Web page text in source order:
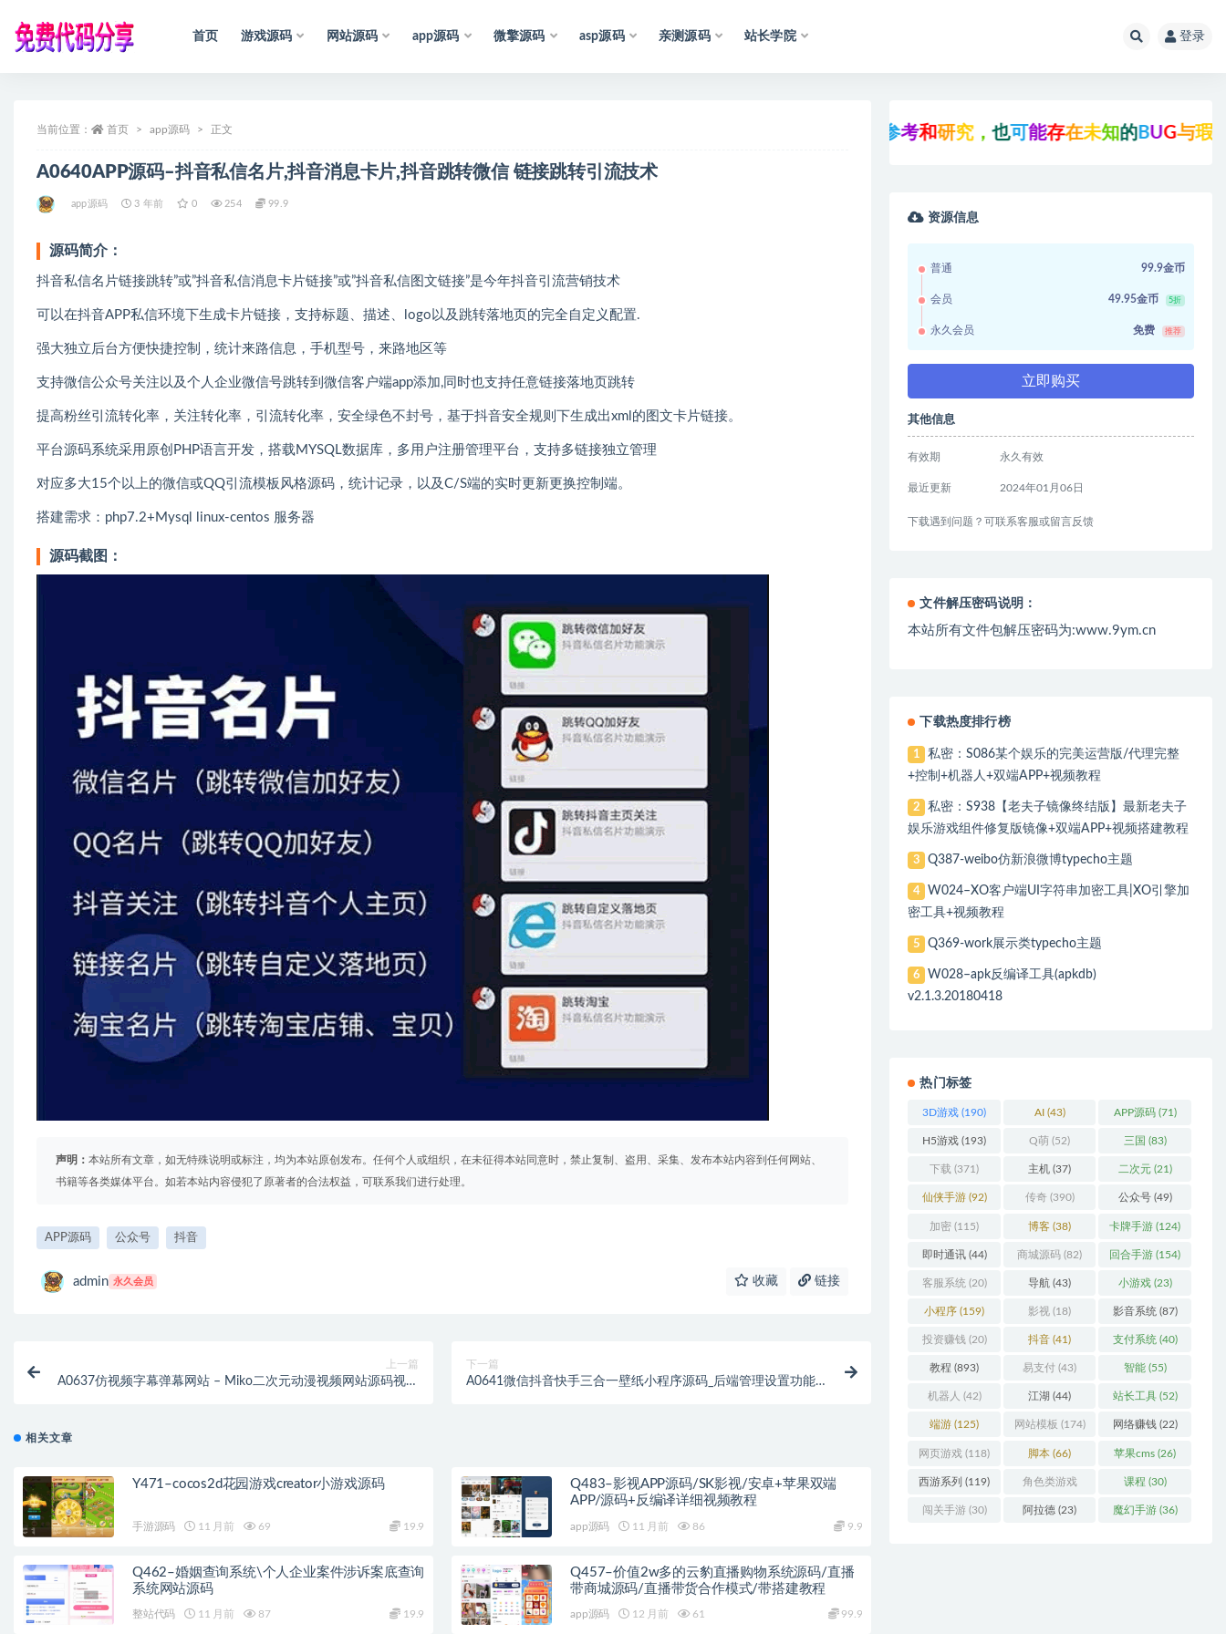
首页 游戏源码 网站源码 app源码 微擎源码 asp源码 亲测源码 站长学院 登录
当前位置： 首页 app源码 正文
A0640APP源码–抖音私信名片,抖音消息卡片,抖音跳转微信 链接跳转引流技术
app源码 3 年前 0 254 99.9
源码简介：
抖音私信名片链接跳转”或”抖音私信消息卡片链接”或”抖音私信图文链接”是今年抖音引流营销技术
可以在抖音APP私信环境下生成卡片链接，支持标题、描述、logo以及跳转落地页的完全自定义配置.
强大独立后台方便快捷控制，统计来路信息，手机型号，来路地区等
支持微信公众号关注以及个人企业微信号跳转到微信客户端app添加,同时也支持任意链接落地页跳转
提高粉丝引流转化率，关注转化率，引流转化率，安全绿色不封号，基于抖音安全规则下生成出xml的图文卡片链接。
平台源码系统采用原创PHP语言开发，搭载MYSQL数据库，多用户注册管理平台，支持多链接独立管理
对应多大15个以上的微信或QQ引流模板风格源码，统计记录，以及C/S端的实时更新更换控制端。
搭建需求：php7.2+Mysql linux-centos 服务器
源码截图：
声明： 本站所有文章，如无特殊说明或标注，均为本站原创发布。任何个人或组织，在未征得本站同意时，禁止复制、盗用、采集、发布本站内容到任何网站、
书籍等各类媒体平台。如若本站内容侵犯了原著者的合法权益，可联系我们进行处理。
APP源码 公众号 抖音
admin 永久会员 收藏 链接
上一篇
A0637仿视频字幕弹幕网站 – Miko二次元动漫视频网站源码视频
下一篇
A0641微信抖音快手三合一壁纸小程序源码_后端管理设置功能丰
相关文章
Y471–cocos2d花园游戏creator小游戏源码
手游源码 11 月前 69 19.9
Q483–影视APP源码/SK影视/安卓+苹果双端
APP/源码+反编译详细视频教程
app源码 11 月前 86 9.9
Q462–婚姻查询系统\个人企业案件涉诉案底查询
系统网站源码
整站代码 11 月前 87 19.9
Q457–价值2w多的云豹直播购物系统源码/直播
带商城源码/直播带货合作模式/带搭建教程
app源码 12 月前 61 99.9
和研究，也可能存在未知的BUG 与瑕疵，
资源信息
普通 99.9金币
会员 49.95金币 5折
永久会员 免费 推荐
立即购买
其他信息
有效期 永久有效
最近更新 2024年01月06日
下载遇到问题？可联系客服或留言反馈
文件解压密码说明：
本站所有文件包解压密码为:www.9ym.cn
下载热度排行榜
1
私密：S086某个娱乐的完美运营版/代理完整
+控制+机器人+双端APP+视频教程
2
私密：S938【老夫子镜像终结版】最新老夫子
娱乐游戏组件修复版镜像+双端APP+视频搭建教程
3 Q387-weibo仿新浪微博typecho主题
4
W024–XO客户端UI字符串加密工具|XO引擎加
密工具+视频教程
5 Q369-work展示类typecho主题
6
W028–apk反编译工具(apkdb)
v2.1.3.20180418
热门标签
3D游戏 (190) AI(43) APP源码(71)
H5游戏 (193) Q萌 (52) 三国 (83)
下载 (371) 主机 (37) 二次元(21)
仙侠手游(92) 传奇(390) 公众号(49)
加密 (115) 博客 (38) 卡牌手游 (124)
即时通讯(44) 商城源码 (82) 回合手游 (154)
客服系统 (20) 导航 (43) 小游戏(23)
小程序 (159) 影视 (18) 影音系统 (87)
投资赚钱 (20) 抖音 (41) 支付系统 (40)
教程 (893) 易支付 (43) 智能(55)
机器人 (42) 江湖 (44) 站长工具(52)
端游 (125) 网站模板 (174) 网络赚钱(22)
网页游戏 (118) 脚本 (66) 苹果cms (26)
西游系列 (119) 角色类游戏
(306)
课程 (30)
闯关手游(30) 阿拉德 (23) 魔幻手游(36)